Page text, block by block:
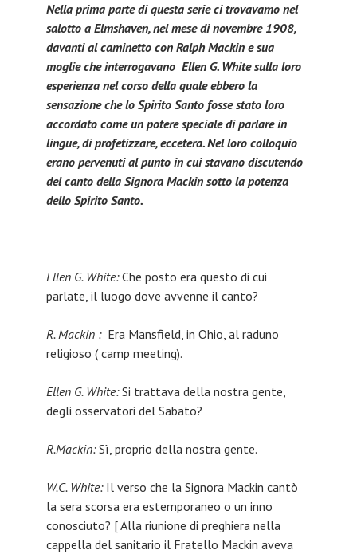
Nella prima parte di questa serie ci trovavamo nel
salotto a Elmshaven, nel mese di novembre 1908,
davanti al caminetto con Ralph Mackin e sua
moglie che interrogavano Ellen G. White sulla loro
esperienza nel corso della quale ebbero la
sensazione che lo Spirito Santo fosse stato loro
accordato come un potere speciale di parlare in
lingue, di profetizzare, eccetera. Nel loro colloquio
erano pervenuti al punto in cui stavano discutendo
del canto della Signora Mackin sotto la potenza
dello Spirito Santo.
Ellen G. White:Che posto era questo di cui
parlate, il luogo dove avvenne il canto?
R. Mackin : Era Mansfield, in Ohio, al raduno
religioso ( camp meeting).
Ellen G. White:Si trattava della nostra gente,
degli osservatori del Sabato?
R.Mackin:Sì, proprio della nostra gente.
W.C. White: Il verso che la Signora Mackin cantò
la sera scorsa era estemporaneo o un inno
conosciuto? [ Alla riunione di preghiera nella
cappella del sanitario il Fratello Mackin aveva